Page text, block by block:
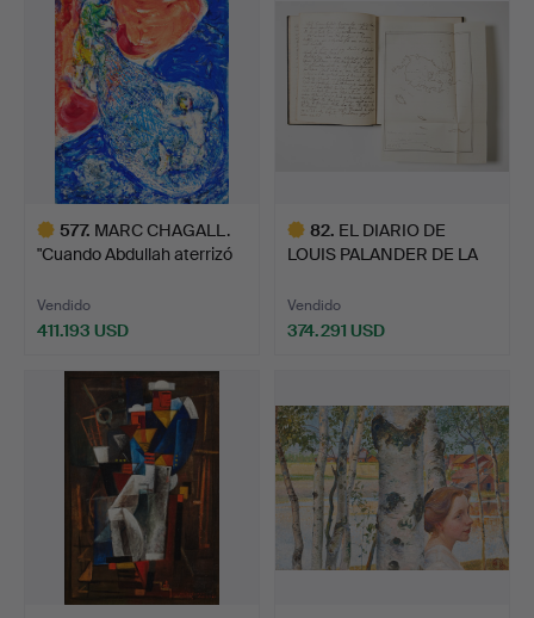
577. MARC CHAGALL.
"Cuando Abdullah aterrizó
Vendido
411.193 USD
seleccionado
82. EL DIARIO DE
LOUIS PALANDER DE LA
Vendido
374.291 USD